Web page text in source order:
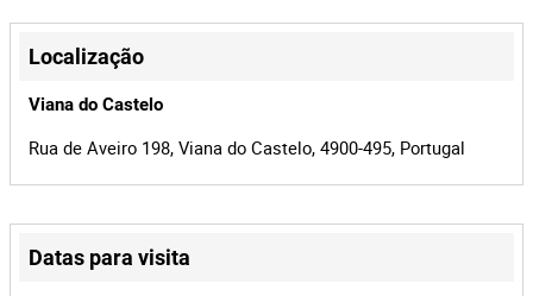
Referência 169734
Processo
Entidade Conceição Soares Oliveira, Lda
Id do leilão 42783
+
−
Localização
Viana do Castelo
Rua de Aveiro 198, Viana do Castelo, 4900-495, Portugal
Datas para visita